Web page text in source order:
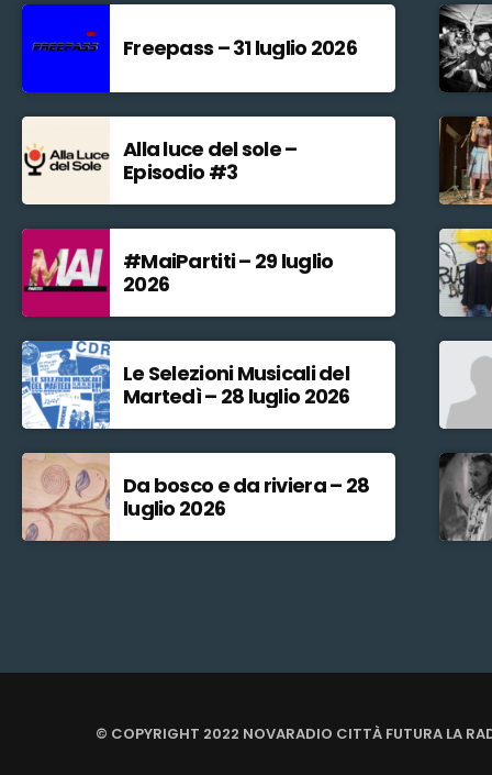
Freepass – 31 luglio 2026
Alla luce del sole –
Episodio #3
#MaiPartiti – 29 luglio
2026
Le Selezioni Musicali del
Martedì – 28 luglio 2026
Da bosco e da riviera – 28
luglio 2026
© COPYRIGHT 2022 NOVARADIO CITTÀ FUTURA LA